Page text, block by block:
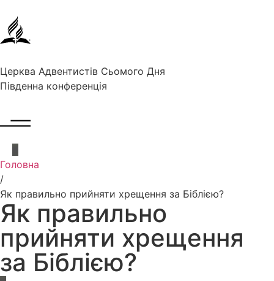
Церква Адвентистів Сьомого Дня
Південна конференція
Головна
/
Як правильно прийняти хрещення за Біблією?
Як правильно
прийняти хрещення
за Біблією?